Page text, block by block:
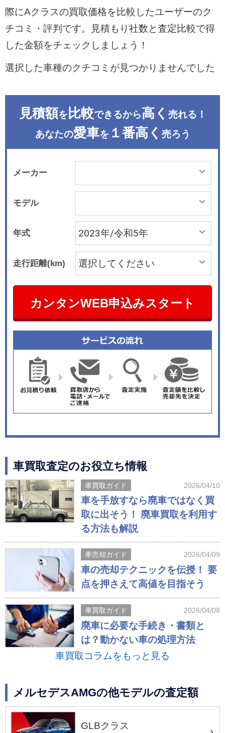
際にAクラスの買取価格を比較したユーザーのク
チコミ・評判です。見積もり社数と査定比較で得
した金額をチェックしましょう！
選択した車種のクチコミが見つかりませんでした
見積額を 比較できるから高く 売れる！
あなたの愛車を １番高く 売ろう
メーカー
モデル
年式
走行距離(km)
カンタンWEB申込みスタート
車買取査定のお役立ち情報
車買取ガイド 2026/04/10
車を手放すなら廃車ではなく買
取に出そう！ 廃車買取を利用す
る方法も解説
車売却ガイド 2026/04/09
車の売却テクニックを伝授！ 要
点を押さえて高値を目指そう
車買取ガイド 2026/04/08
廃車に必要な手続き・書類と
は？動かない車の処理方法
車買取コラムをもっと見る
メルセデスAMGの他モデルの査定額
GLBクラス